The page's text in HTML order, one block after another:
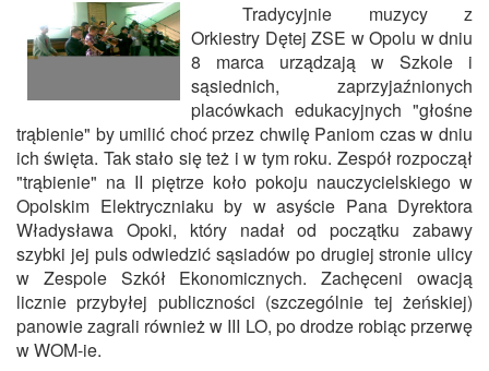
Tradycyjnie muzycy z
Orkiestry Dętej ZSE w Opolu w dniu
8 marca urządzają w Szkole i
sąsiednich, zaprzyjaźnionych
placówkach edukacyjnych "głośne
trąbienie" by umilić choć przez chwilę Paniom czas w dniu
ich święta. Tak stało się też i w tym roku. Zespół rozpoczął
"trąbienie" na II piętrze koło pokoju nauczycielskiego w
Opolskim Elektryczniaku by w asyście Pana Dyrektora
Władysława Opoki, który nadał od początku zabawy
szybki jej puls odwiedzić sąsiadów po drugiej stronie ulicy
w Zespole Szkół Ekonomicznych. Zachęceni owacją
licznie przybyłej publiczności (szczególnie tej żeńskiej)
panowie zagrali również w III LO, po drodze robiąc przerwę
w WOM-ie.